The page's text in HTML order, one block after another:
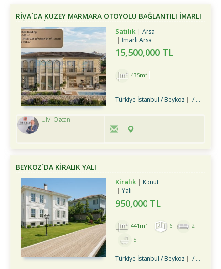
RIVA`DA KUZEY MARMARA OTOYOLU BAĞLANTILI İMARLI
MÜSTAKIL ARSA
Satılık
Arsa
İmarli Arsa
15,500,000 TL
435m²
Türkiye İstanbul / Beykoz / Riva Köyü
Ulvi Özcan
BEYKOZ`DA KİRALIK YALI
Kiralık
Konut
Yalı
950,000 TL
441m² 6
2
5
Türkiye İstanbul / Beykoz / Merkez Mah.